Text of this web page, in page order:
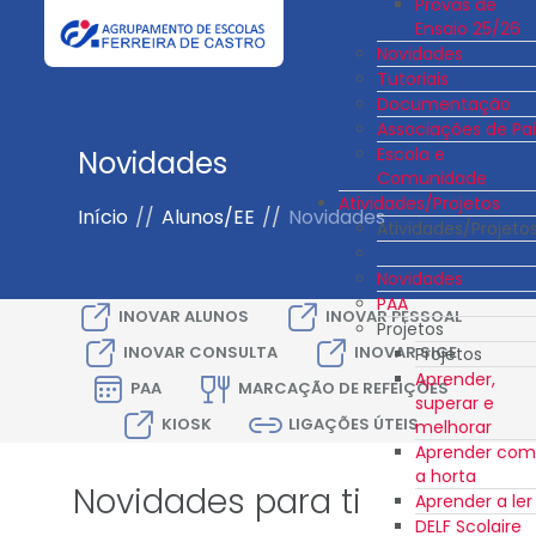
Ensaio 25/26
Novidades
Tutoriais
Documentação
Associações de
Escola e
Comunidade
Atividades/Projetos
Atividades/
Novidades
PAA
Projetos
Projetos
Aprender,
superar e
melhorar
Aprender com
a horta
Aprender a ler
DELF Scolaire
Novidades
Início // Alunos/EE // Novidades
INOVAR ALUNOS
INOVAR PESSOAL
INOVAR CONSULTA
INOVAR SIGE
PAA
MARCAÇÃO DE REFEIÇÕES
KIOSK
LIGAÇÕES ÚTEIS
Novidades para ti